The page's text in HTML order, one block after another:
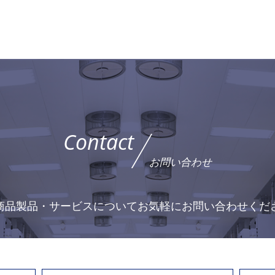
Contact
お問い合わせ
品製品・サービスについてお気軽にお問い合わせくだ